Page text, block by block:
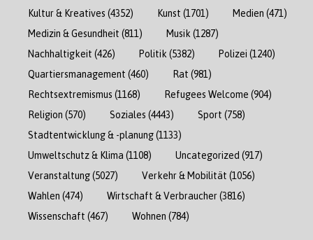
Kultur & Kreatives (4352) Kunst (1701) Medien (471)
Medizin & Gesundheit (811) Musik (1287)
Nachhaltigkeit (426) Politik (5382) Polizei (1240)
Quartiersmanagement (460) Rat (981)
Rechtsextremismus (1168) Refugees Welcome (904)
Religion (570) Soziales (4443) Sport (758)
Stadtentwicklung & -planung(1133)
Umweltschutz & Klima (1108) Uncategorized (917)
Veranstaltung(5027) Verkehr & Mobilität (1056)
Wahlen (474) Wirtschaft & Verbraucher(3816)
Wissenschaft (467) Wohnen (784)